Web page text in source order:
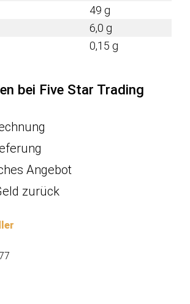
49 g
6,0 g
0,15 g
bei Five Star Trading
Angebot
zurück